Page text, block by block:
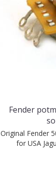
Fender
Original Fender
for USA